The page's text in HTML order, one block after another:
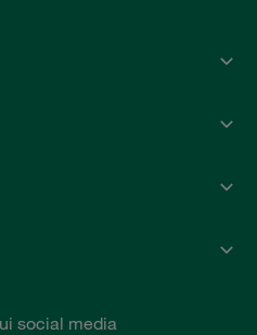
social media